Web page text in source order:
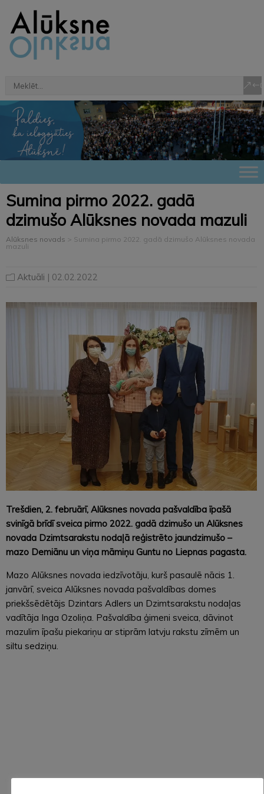
Sumina pirmo 2022. gadā
dzimušo Alūksnes novada mazuli
Alūksnes novads > Sumina pirmo 2022. gadā dzimušo Alūksnes novada
mazuli
Aktuāli | 02.02.2022
Trešdien, 2. februārī, Alūksnes novada pašvaldība īpašā
svinīgā brīdī sveica pirmo 2022. gadā dzimušo un Alūksnes
novada Dzimtsarakstu nodaļā reģistrēto jaundzimušo –
mazo Demiānu un viņa māmiņu Guntu no Liepnas pagasta.
Mazo Alūksnes novada iedzīvotāju, kurš pasaulē nācis 1.
janvārī, sveica Alūksnes novada pašvaldības domes
priekšsēdētājs Dzintars Adlers un Dzimtsarakstu nodaļas
vadītāja Inga Ozoliņa. Pašvaldība ģimeni sveica, dāvinot
mazulim īpašu piekariņu ar stiprām latvju rakstu zīmēm un
siltu sedziņu.